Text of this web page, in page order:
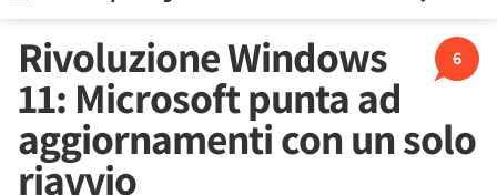
6
Rivoluzione Windows
11: Microsoft punta ad
aggiornamenti con un solo
riavvio